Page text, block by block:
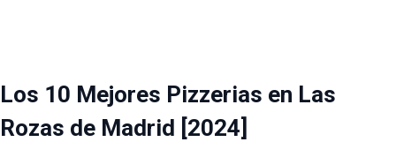
Los 10 Mejores Pizzerias en Las
Rozas de Madrid [2024]